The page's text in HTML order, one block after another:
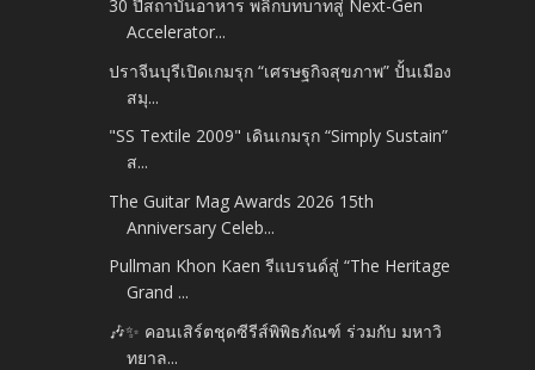
30 ปีสถาบันอาหาร พลิกบทบาทสู่ Next-Gen
Accelerator...
ปราจีนบุรีเปิดเกมรุก “เศรษฐกิจสุขภาพ” ปั้นเมือง
สมุ...
"SS Textile 2009" เดินเกมรุก “Simply Sustain”
ส...
The Guitar Mag Awards 2026 15th
Anniversary Celeb...
Pullman Khon Kaen รีแบรนด์สู่ “The Heritage
Grand ...
🎶✨ คอนเสิร์ตชุดซีรีส์พิพิธภัณฑ์ ร่วมกับ มหาวิ
ทยาล...